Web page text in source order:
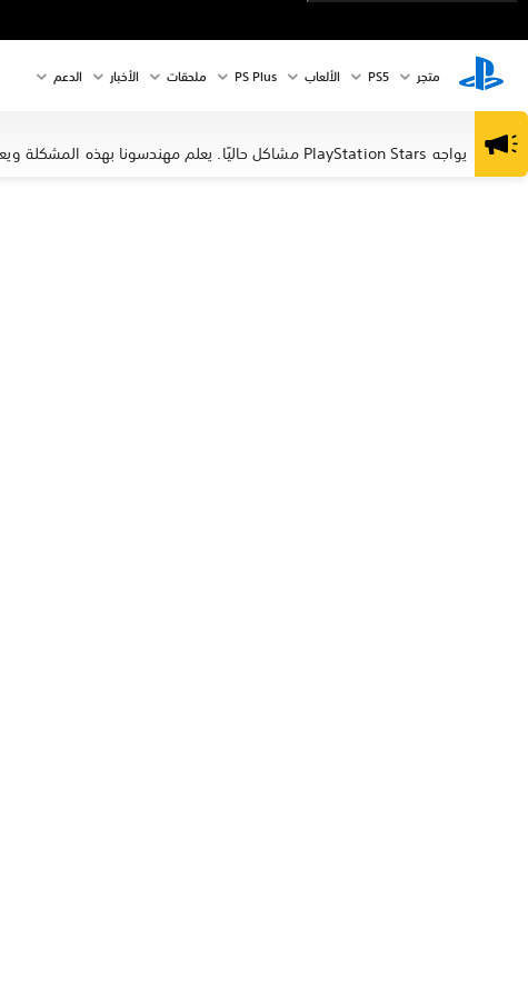
متجر PS5‏ الألعاب PS Plus ملحقات الأخبار الدعم
يواجه PlayStation Stars مشاكل حاليًا. يعلم مهندسونا بهذه المشكلة ويعملون على حلٍّ لها.